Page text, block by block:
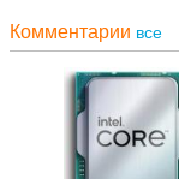
Комментарии все